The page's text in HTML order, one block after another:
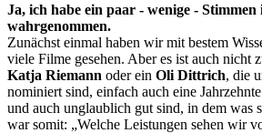
Ja, ich habe ein paar - wenige -
wahrgenommen.
Zunächst einmal haben wir mit bestem
viele Filme gesehen. Aber es ist auch nicht
Katja Riemann oder ein Oli Dittrich, die
nominiert sind, einfach auch eine
und auch unglaublich gut sind, in dem was
war somit: „Welche Leistungen sehen wir